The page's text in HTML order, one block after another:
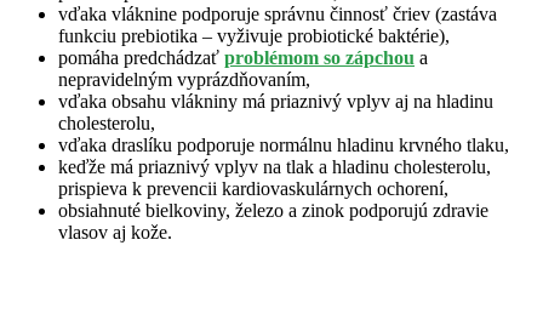
vďaka vláknine podporuje správnu činnosť čriev (zastáva
funkciu prebiotika – vyživuje probiotické baktérie),
pomáha predchádzať problémom so zápchou a
nepravidelným vyprázdňovaním,
vďaka obsahu vlákniny má priaznivý vplyv aj na hladinu
cholesterolu,
vďaka draslíku podporuje normálnu hladinu krvného tlaku,
keďže má priaznivý vplyv na tlak a hladinu cholesterolu,
prispieva k prevencii kardiovaskulárnych ochorení,
obsiahnuté bielkoviny, železo a zinok podporujú zdravie
vlasov aj kože.